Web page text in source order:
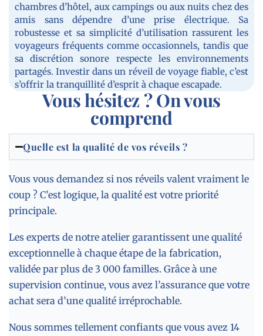
chambres d’hôtel, aux campings ou aux nuits chez des
amis sans dépendre d’une prise électrique. Sa
robustesse et sa simplicité d’utilisation rassurent les
voyageurs fréquents comme occasionnels, tandis que
sa discrétion sonore respecte les environnements
partagés. Investir dans un réveil de voyage fiable, c’est
s’offrir la tranquillité d’esprit à chaque escapade.
Vous hésitez ? On vous
comprend
Quelle est la qualité de vos réveils ?
Vous vous demandez si nos réveils valent vraiment le
coup ? C’est logique, la qualité est votre priorité
principale.
Les experts de notre atelier garantissent une qualité
exceptionnelle à chaque étape de la fabrication,
validée par plus de 3 000 familles. Grâce à une
supervision continue, vous avez l’assurance que votre
achat sera d’une qualité irréprochable.
Nous sommes tellement confiants que vous avez 14